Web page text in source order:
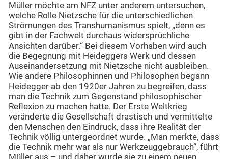
Müller möchte am NFZ unter anderem untersuchen,
welche Rolle Nietzsche für die unterschiedlichen
Strömungen des Transhumanismus spielt, „denn es
gibt in der Fachwelt durchaus widersprüchliche
Ansichten darüber.“ Bei diesem Vorhaben wird auch
die Begegnung mit Heideggers Werk und dessen
Auseinandersetzung mit Nietzsche nicht ausbleiben.
Wie andere Philosophinnen und Philosophen begann
Heidegger ab den 1920er Jahren zu begreifen, dass
man die Technik zum Gegenstand philosophischer
Reflexion zu machen hatte. Der Erste Weltkrieg
veränderte die Gesellschaft drastisch und vermittelte
den Menschen den Eindruck, dass ihre Realität der
Technik völlig untergeordnet wurde. „Man merkte, dass
die Technik mehr war als nur Werkzeuggebrauch“, führt